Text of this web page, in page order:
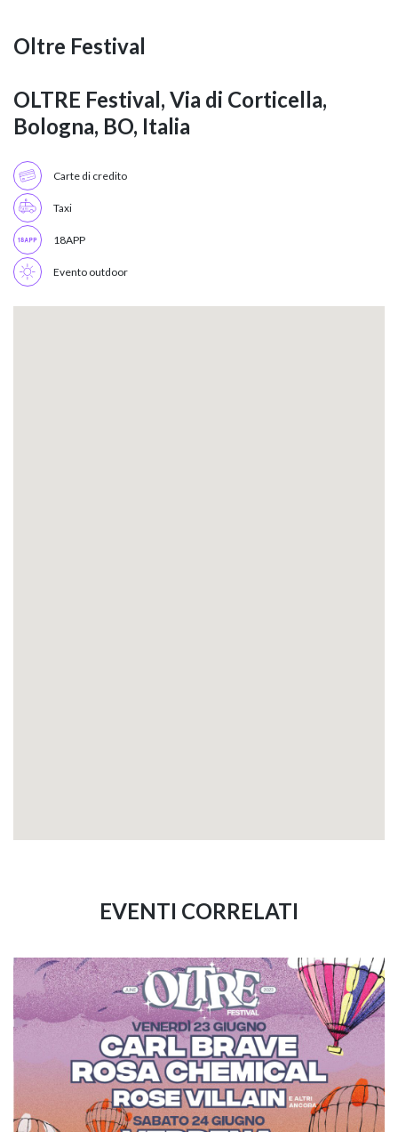
Oltre Festival
OLTRE Festival, Via di Corticella,
Bologna, BO, Italia
Carte di credito
Taxi
18APP
Evento outdoor
EVENTI CORRELATI